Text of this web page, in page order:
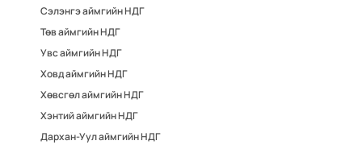
Сэлэнгэ аймгийн НДГ
Төв аймгийн НДГ
Увс аймгийн НДГ
Ховд аймгийн НДГ
Хөвсгөл аймгийн НДГ
Хэнтий аймгийн НДГ
Дархан-Уул аймгийн НДГ